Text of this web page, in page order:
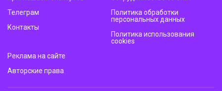
Телеграм
Контакты
Политика обработки
персональных данных
Политика использования
cookies
Реклама на сайте
Авторские права